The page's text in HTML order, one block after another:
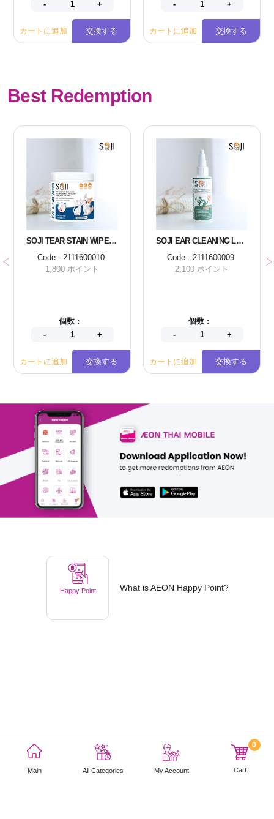
カートに追加 交換する カートに追加 交換する
Best Redemption
SOJI TEAR STAIN WIPES 150 PIECES
Code : 2111600010
1,800 ポイント
個数 :
カートに追加 交換する
SOJI EAR CLEANING LOTION FOR DOGS AND CATS
Code : 2111600009
2,100 ポイント
個数 :
カートに追加 交換する
Happy Point What is AEON Happy Point?
Main All Categories My Account
0
Cart
プライバシーポリシー
Copyright © 2021 AEON Thana Sinsap (Thailand) Public Company Limited. All rights